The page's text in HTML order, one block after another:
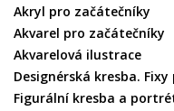
Akryl pro začátečníky
Akvarel pro začátečníky
Akvarelová ilustrace
Designérská kresba.
Figurální kresba a